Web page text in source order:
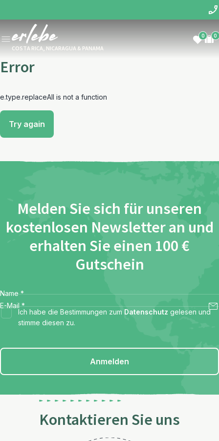
COSTA RICA, NICARAGUA & PANAMA
0 0
Error
e.type.replaceAll is not a function
Try again
Melden Sie sich für unseren
kostenlosen Newsletter an und
erhalten Sie einen 100 €
Gutschein
Name *
E-Mail *
Ich habe die Bestimmungen zum Datenschutz gelesen und
stimme diesen zu.
Anmelden
Kontaktieren Sie uns